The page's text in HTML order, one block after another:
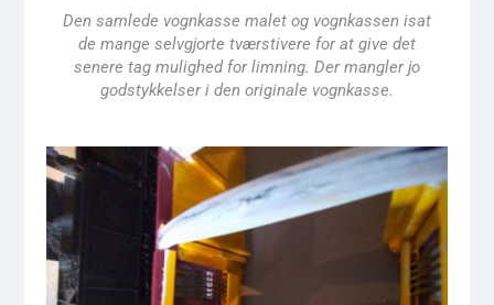
Den samlede vognkasse malet og vognkassen isat
de mange selvgjorte tværstivere for at give det
senere tag mulighed for limning. Der mangler jo
godstykkelser i den originale vognkasse.